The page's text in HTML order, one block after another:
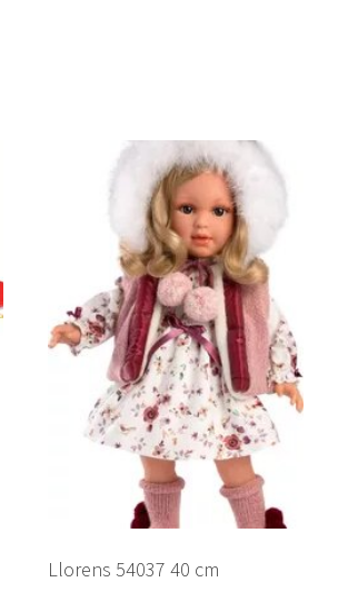
Llorens 54037 40 cm